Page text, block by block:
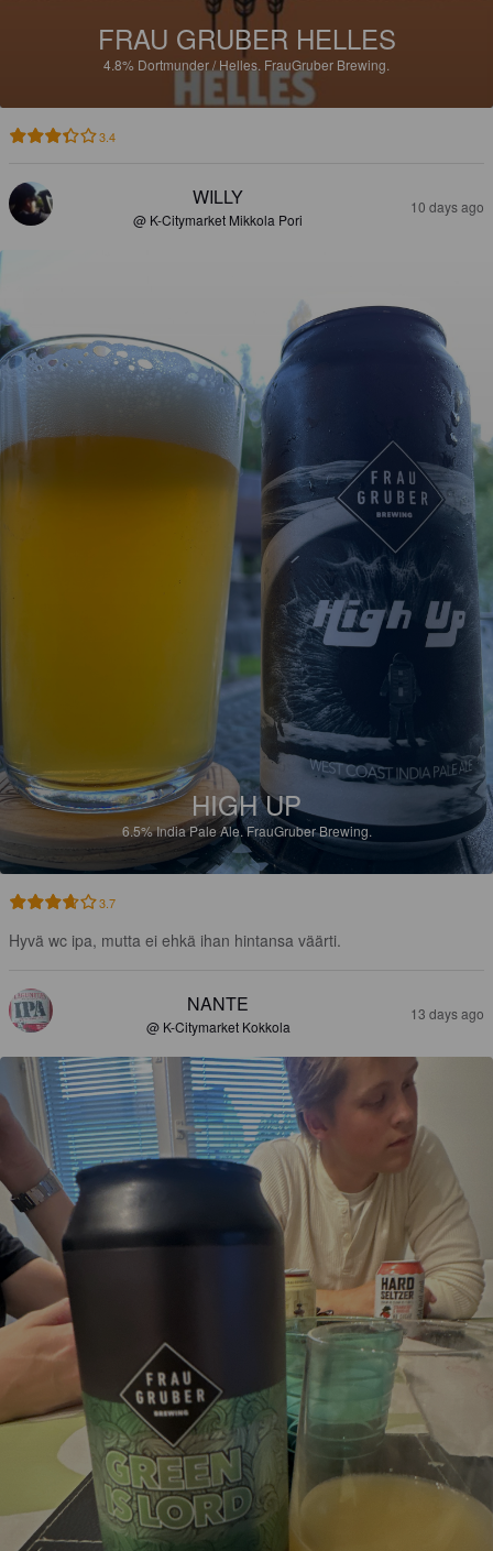
FRAU GRUBER HELLES
4.8% Dortmunder / Helles. FrauGruber Brewing.
3.4
WILLY
@ K-Citymarket Mikkola Pori
10 days ago
HIGH UP
6.5%India Pale Ale.FrauGruber Brewing.
3.7
Hyvä wc ipa, mutta ei ehkä ihan hintansa väärti.
NANTE
@ K-Citymarket Kokkola
13 days ago